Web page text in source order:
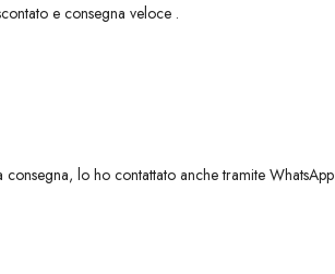
e consegna veloce .
lo ho contattato anche tramite WhatsApp